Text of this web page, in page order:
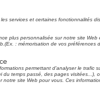
Abonnez-vous à la
services et certaines fonctionnalités
plus personnalisée sur notre site Web
: mémorisation de vos préférences
permettant d'analyser le trafic
du temps passé, des pages visitées...),
notre site Web pour vous. Ces